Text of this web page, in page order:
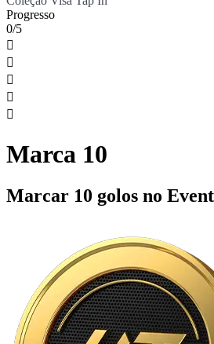
Progresso
0/5





Marca 10
Marcar 10 golos no